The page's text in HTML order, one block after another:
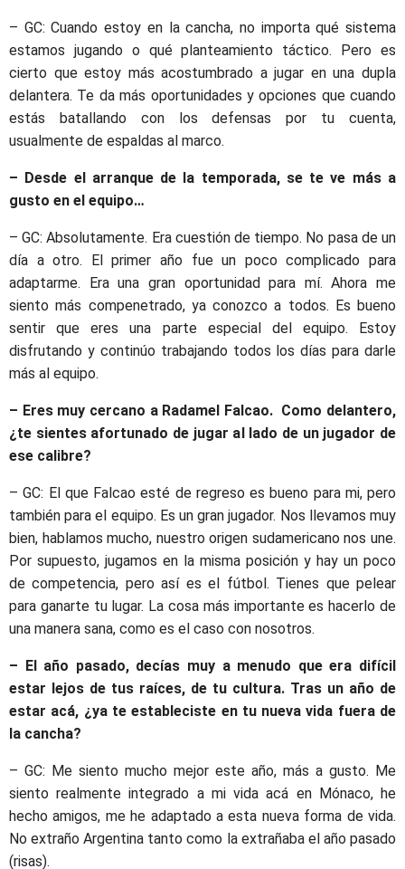
– GC: Cuando estoy en la cancha, no importa qué sistema
estamos jugando o qué planteamiento táctico. Pero es
cierto que estoy más acostumbrado a jugar en una dupla
delantera. Te da más oportunidades y opciones que cuando
estás batallando con los defensas por tu cuenta,
usualmente de espaldas al marco.
– Desde el arranque de la temporada, se te ve más a
gusto en el equipo…
– GC: Absolutamente. Era cuestión de tiempo. No pasa de un
día a otro. El primer año fue un poco complicado para
adaptarme. Era una gran oportunidad para mí. Ahora me
siento más compenetrado, ya conozco a todos. Es bueno
sentir que eres una parte especial del equipo. Estoy
disfrutando y continúo trabajando todos los días para darle
más al equipo.
– Eres muy cercano a Radamel Falcao. Como delantero,
¿te sientes afortunado de jugar al lado de un jugador de
ese calibre?
– GC: El que Falcao esté de regreso es bueno para mi, pero
también para el equipo. Es un gran jugador. Nos llevamos muy
bien, hablamos mucho, nuestro origen sudamericano nos une.
Por supuesto, jugamos en la misma posición y hay un poco
de competencia, pero así es el fútbol. Tienes que pelear
para ganarte tu lugar. La cosa más importante es hacerlo de
una manera sana, como es el caso con nosotros.
– El año pasado, decías muy a menudo que era difícil
estar lejos de tus raíces, de tu cultura. Tras un año de
estar acá, ¿ya te estableciste en tu nueva vida fuera de
la cancha?
– GC: Me siento mucho mejor este año, más a gusto. Me
siento realmente integrado a mi vida acá en Mónaco, he
hecho amigos, me he adaptado a esta nueva forma de vida.
No extraño Argentina tanto como la extrañaba el año pasado
(risas).